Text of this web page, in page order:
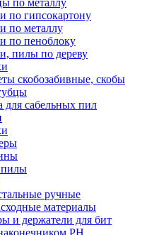
по металлу
по гипсокартону
по металлу
по пеноблоку
пилы по дереву
скобозабивные, скобы
для сабельных пил
пилы
ручные
материалы
и держатели для бит
PH